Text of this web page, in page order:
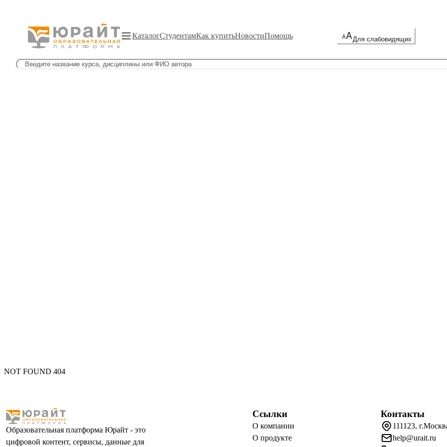
КаталогСтудентамКак купитьНовостиПомощь Для слабовидящих
NOT FOUND 404
Образовательная платформа Юрайт - это
цифровой контент, сервисы, данные для
Ссылки
О компании
О продукте
Контакты
111123,
help@urait.ru